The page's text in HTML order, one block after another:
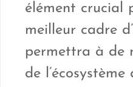
élément crucial
meilleur cadre
permettra à de
de l’écosystème